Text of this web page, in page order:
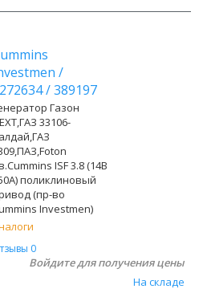
/
/389197
Газон
33106-
ISF 3.8 (14В
поликлиновый
(пр-во
Investmen)
0
Войдите для получения цены
На складе